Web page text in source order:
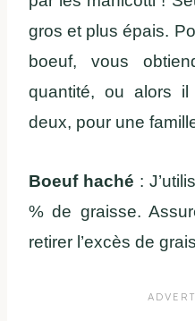
gros et plus épais.
boeuf, vous
quantité, ou alors
deux, pour une
Boeuf haché :
% de graisse.
retirer l’excès de